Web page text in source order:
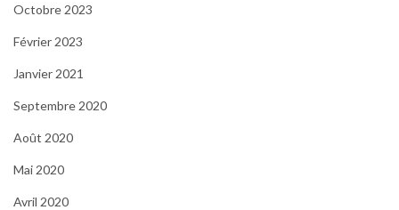
Octobre 2023
Février 2023
Janvier 2021
Septembre 2020
Août 2020
Mai 2020
Avril 2020